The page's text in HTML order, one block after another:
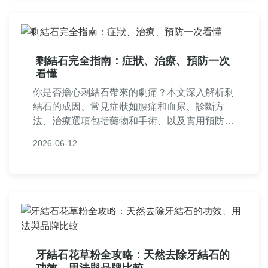
剩結石完全指南：症狀、治療、預防一次
看懂
你是否擔心剩結石帶來的劇痛？本文深入解析剩
結石的成因、常見症狀如腰痛和血尿、診斷方
法、治療選項包括藥物和手術、以及實用預防技
2026-06-12
牙結石花草粉全攻略：天然去除牙結石的